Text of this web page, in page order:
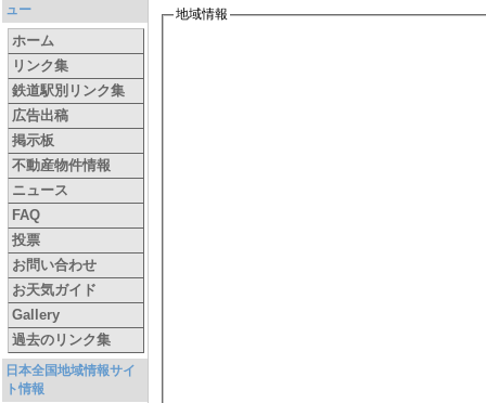
ュー
ホーム
リンク集
鉄道駅別リンク集
広告出稿
掲示板
不動産物件情報
ニュース
FAQ
投票
お問い合わせ
お天気ガイド
Gallery
過去のリンク集
日本全国地域情報サイ
ト情報
地域情報